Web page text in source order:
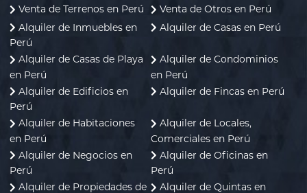
Venta de Terrenos en Perú
Venta de Otros en Perú
Alquiler de Inmuebles en
Perú
Alquiler de Casas en Perú
Alquiler de Casas de Playa
en Perú
Alquiler de Condominios
en Perú
Alquiler de Edificios en
Perú
Alquiler de Fincas en Perú
Alquiler de Habitaciones
en Perú
Alquiler de Locales,
Comerciales en Perú
Alquiler de Negocios en
Perú
Alquiler de Oficinas en
Perú
Alquiler de Propiedades de
Alquiler de Quintas en